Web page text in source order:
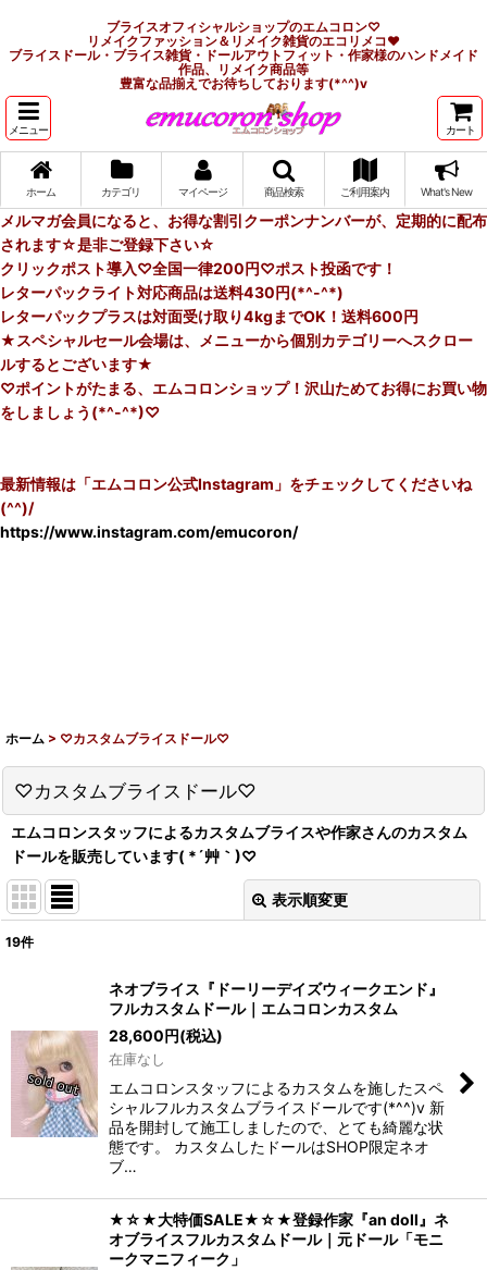
ブライスオフィシャルショップのエムコロン♡
リメイクファッション＆リメイク雑貨のエコリメコ♥
ブライスドール・ブライス雑貨・ドールアウトフィット・作家様のハンドメイド
作品、リメイク商品等
豊富な品揃えでお待ちしております(*^^)v
メニュー カート
ホーム カテゴリ マイページ 商品検索 ご利用案内 What's New
メルマガ会員になると、お得な割引クーポンナンバーが、定期的に配布
されます☆是非ご登録下さい☆
クリックポスト導入♡全国一律200円♡ポスト投函です！
レターパックライト対応商品は送料430円(*^-^*)
レターパックプラスは対面受け取り4kgまでOK！送料600円
★スペシャルセール会場は、メニューから個別カテゴリーへスクロー
ルするとございます★
♡ポイントがたまる、エムコロンショップ！沢山ためてお得にお買い物
をしましょう(*^-^*)♡
最新情報は「エムコロン公式Instagram」をチェックしてくださいね
(^^)/
https://www.instagram.com/emucoron/
ホーム > ♡カスタムブライスドール♡
♡カスタムブライスドール♡
エムコロンスタッフによるカスタムブライスや作家さんのカスタム
ドールを販売しています( *´艸｀)♡
表示順変更
並び順:
絞り込む
19件
ネオブライス『ドーリーデイズウィークエンド』
フルカスタムドール｜エムコロンカスタム
28,600円(税込)
在庫なし
エムコロンスタッフによるカスタムを施したスペ
シャルフルカスタムブライスドールです(*^^)v 新
品を開封して施工しましたので、とても綺麗な状
態です。 カスタムしたドールはSHOP限定ネオ
ブ…
★☆★大特価SALE★☆★登録作家『an doll』ネ
オブライスフルカスタムドール｜元ドール「モニ
ークマニフィーク」